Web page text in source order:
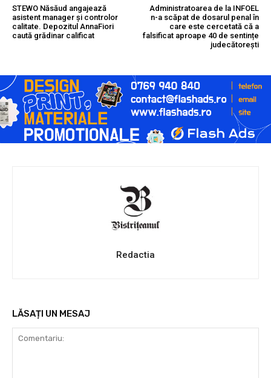
STEWO Năsăud angajează
asistent manager și controlor
calitate. Depozitul AnnaFiori
caută grădinar calificat
Administratoarea de la INFOEL
n-a scăpat de dosarul penal în
care este cercetată că a
falsificat aproape 40 de sentințe
judecătorești
Redactia
LĂSAȚI UN MESAJ